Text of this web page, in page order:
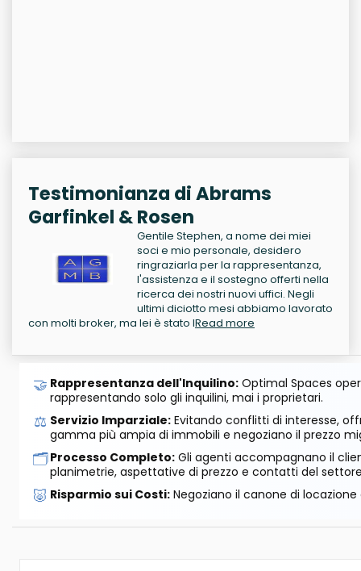
Testimonianza di Abrams
Garfinkel & Rosen
Gentile Stephen, a nome dei miei
soci e mio personale, desidero
ringraziarla per la rappresentanza,
l'assistenza e il sostegno offerti nella
ricerca dei nostri nuovi uffici. Negli
ultimi diciotto mesi abbiamo lavorato
con molti broker, ma lei è stato lRead more
🤝 Rappresentanza dell'Inquilino: Optimal Spaces
rappresentando solo gli inquilini, mai i proprietari.
⚖️ Servizio Imparziale: Evitando conflitti di interesse,
gamma più ampia di immobili e negoziano il prezzo
🗂️Processo Completo: Gli agenti accompagnano il
planimetrie, aspettative di prezzo e contatti del
🐷 Risparmio sui Costi: Negoziano il canone di